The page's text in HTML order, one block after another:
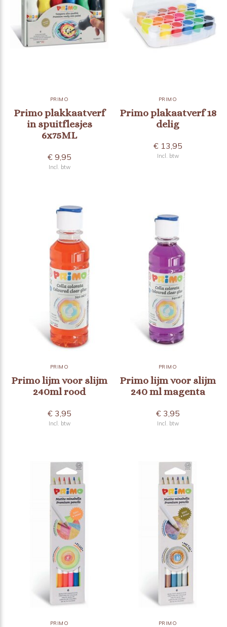
PRIMO
Primo plakkaatverf
in spuitflesjes
6x75ML
€ 9,95
Incl. btw
PRIMO
Primo plakaatverf 18
delig
€ 13,95
Incl. btw
PRIMO
Primo lijm voor slijm
240ml rood
€ 3,95
Incl. btw
PRIMO
Primo lijm voor slijm
240 ml magenta
€ 3,95
Incl. btw
PRIMO PRIMO